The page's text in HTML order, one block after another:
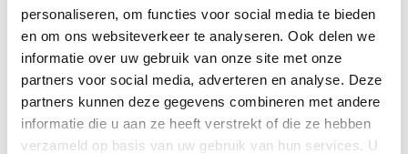
personaliseren, om functies voor social media te bieden
en om ons websiteverkeer te analyseren. Ook delen we
informatie over uw gebruik van onze site met onze
partners voor social media, adverteren en analyse. Deze
partners kunnen deze gegevens combineren met andere
informatie die u aan ze heeft verstrekt of die ze hebben
verzameld op basis van uw gebruik van hun services. U